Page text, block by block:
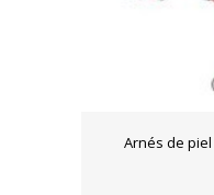
Arnés de